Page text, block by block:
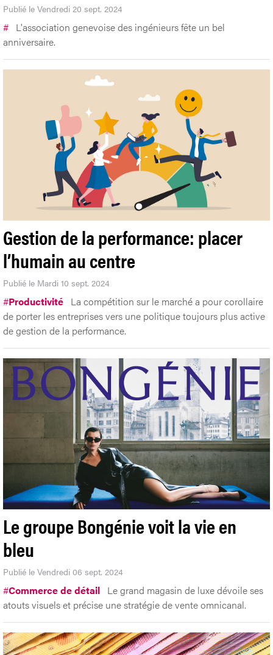
Publié le Vendredi 20 sept. 2024
# L'association genevoise des ingénieurs fête un bel
anniversaire.
Gestion de la performance: placer
l’humain au centre
Publié le Mardi 10 sept. 2024
#Productivité La compétition sur le marché a pour corollaire
de porter les entreprises vers une politique toujours plus active
de gestion de la performance.
Le groupe Bongénie voit la vie en
bleu
Publié le Vendredi 06 sept. 2024
#Commerce de détail Le grand magasin de luxe dévoile ses
atouts visuels et précise une stratégie de vente omnicanal.